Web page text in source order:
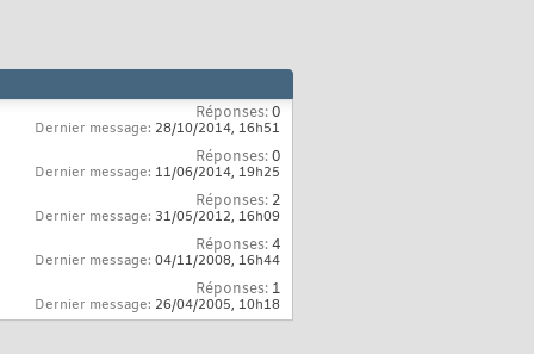
Réponses:0
Dernier message: 28/10/2014, 16h51
Réponses:0
Dernier message: 11/06/2014, 19h25
Réponses: 2
Dernier message: 31/05/2012, 16h09
Réponses:4
Dernier message: 04/11/2008, 16h44
Réponses: 1
Dernier message: 26/04/2005, 10h18